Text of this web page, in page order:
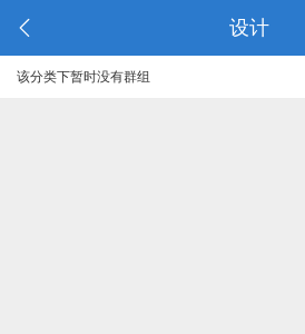
设计
该分类下暂时没有群组